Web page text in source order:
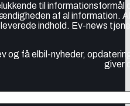
til
af al information.
leverede indhold. Ev-news
og få elbil-nyheder,
giver